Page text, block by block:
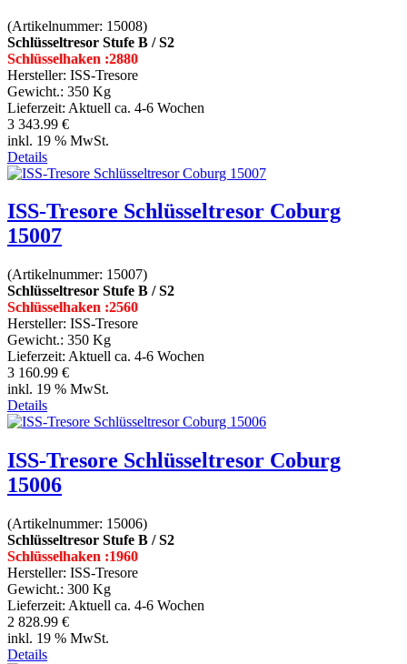
(Artikelnummer: 15008)
Schlüsseltresor Stufe B / S2
Schlüsselhaken :2880
Hersteller: ISS-Tresore
Gewicht.: 350 Kg
Lieferzeit: Aktuell ca. 4-6 Wochen
3 343.99 €
inkl. 19 % MwSt.
Details
ISS-Tresore Schlüsseltresor Coburg
15007
(Artikelnummer: 15007)
Schlüsseltresor Stufe B / S2
Schlüsselhaken :2560
Hersteller: ISS-Tresore
Gewicht.: 350 Kg
Lieferzeit: Aktuell ca. 4-6 Wochen
3 160.99 €
inkl. 19 % MwSt.
Details
ISS-Tresore Schlüsseltresor Coburg
15006
(Artikelnummer: 15006)
Schlüsseltresor Stufe B / S2
Schlüsselhaken :1960
Hersteller: ISS-Tresore
Gewicht.: 300 Kg
Lieferzeit: Aktuell ca. 4-6 Wochen
2 828.99 €
inkl. 19 % MwSt.
Details